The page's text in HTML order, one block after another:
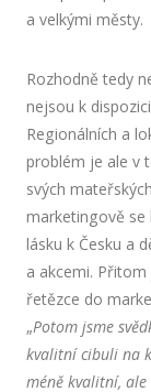
a velkými městy.
Rozhodně tedy
nejsou k
Regionálních a
problém je ale v
svých
marketingově se
lásku k Česku a
a akcemi.
řetězce do
„Potom jsme
kvalitní cibuli na
méně kvalitní, ale